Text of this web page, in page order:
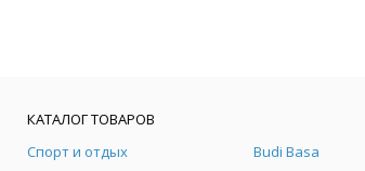
КАТАЛОГ ТОВАРОВ
Спорт и отдых
Budi Basa